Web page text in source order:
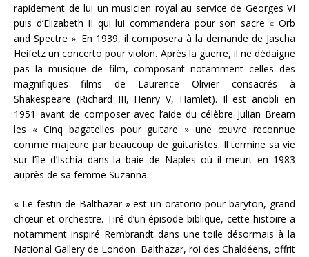
rapidement de lui un musicien royal au service de Georges VI
puis d’Elizabeth II qui lui commandera pour son sacre « Orb
and Spectre ». En 1939, il composera à la demande de Jascha
Heifetz un concerto pour violon. Après la guerre, il ne dédaigne
pas la musique de film, composant notamment celles des
magnifiques films de Laurence Olivier consacrés à
Shakespeare (Richard III, Henry V, Hamlet). Il est anobli en
1951 avant de composer avec l’aide du célèbre Julian Bream
les « Cinq bagatelles pour guitare » une œuvre reconnue
comme majeure par beaucoup de guitaristes. Il termine sa vie
sur l’île d’Ischia dans la baie de Naples où il meurt en 1983
auprès de sa femme Suzanna.
« Le festin de Balthazar » est un oratorio pour baryton, grand
chœur et orchestre. Tiré d’un épisode biblique, cette histoire a
notamment inspiré Rembrandt dans une toile désormais à la
National Gallery de London. Balthazar, roi des Chaldéens, offrit